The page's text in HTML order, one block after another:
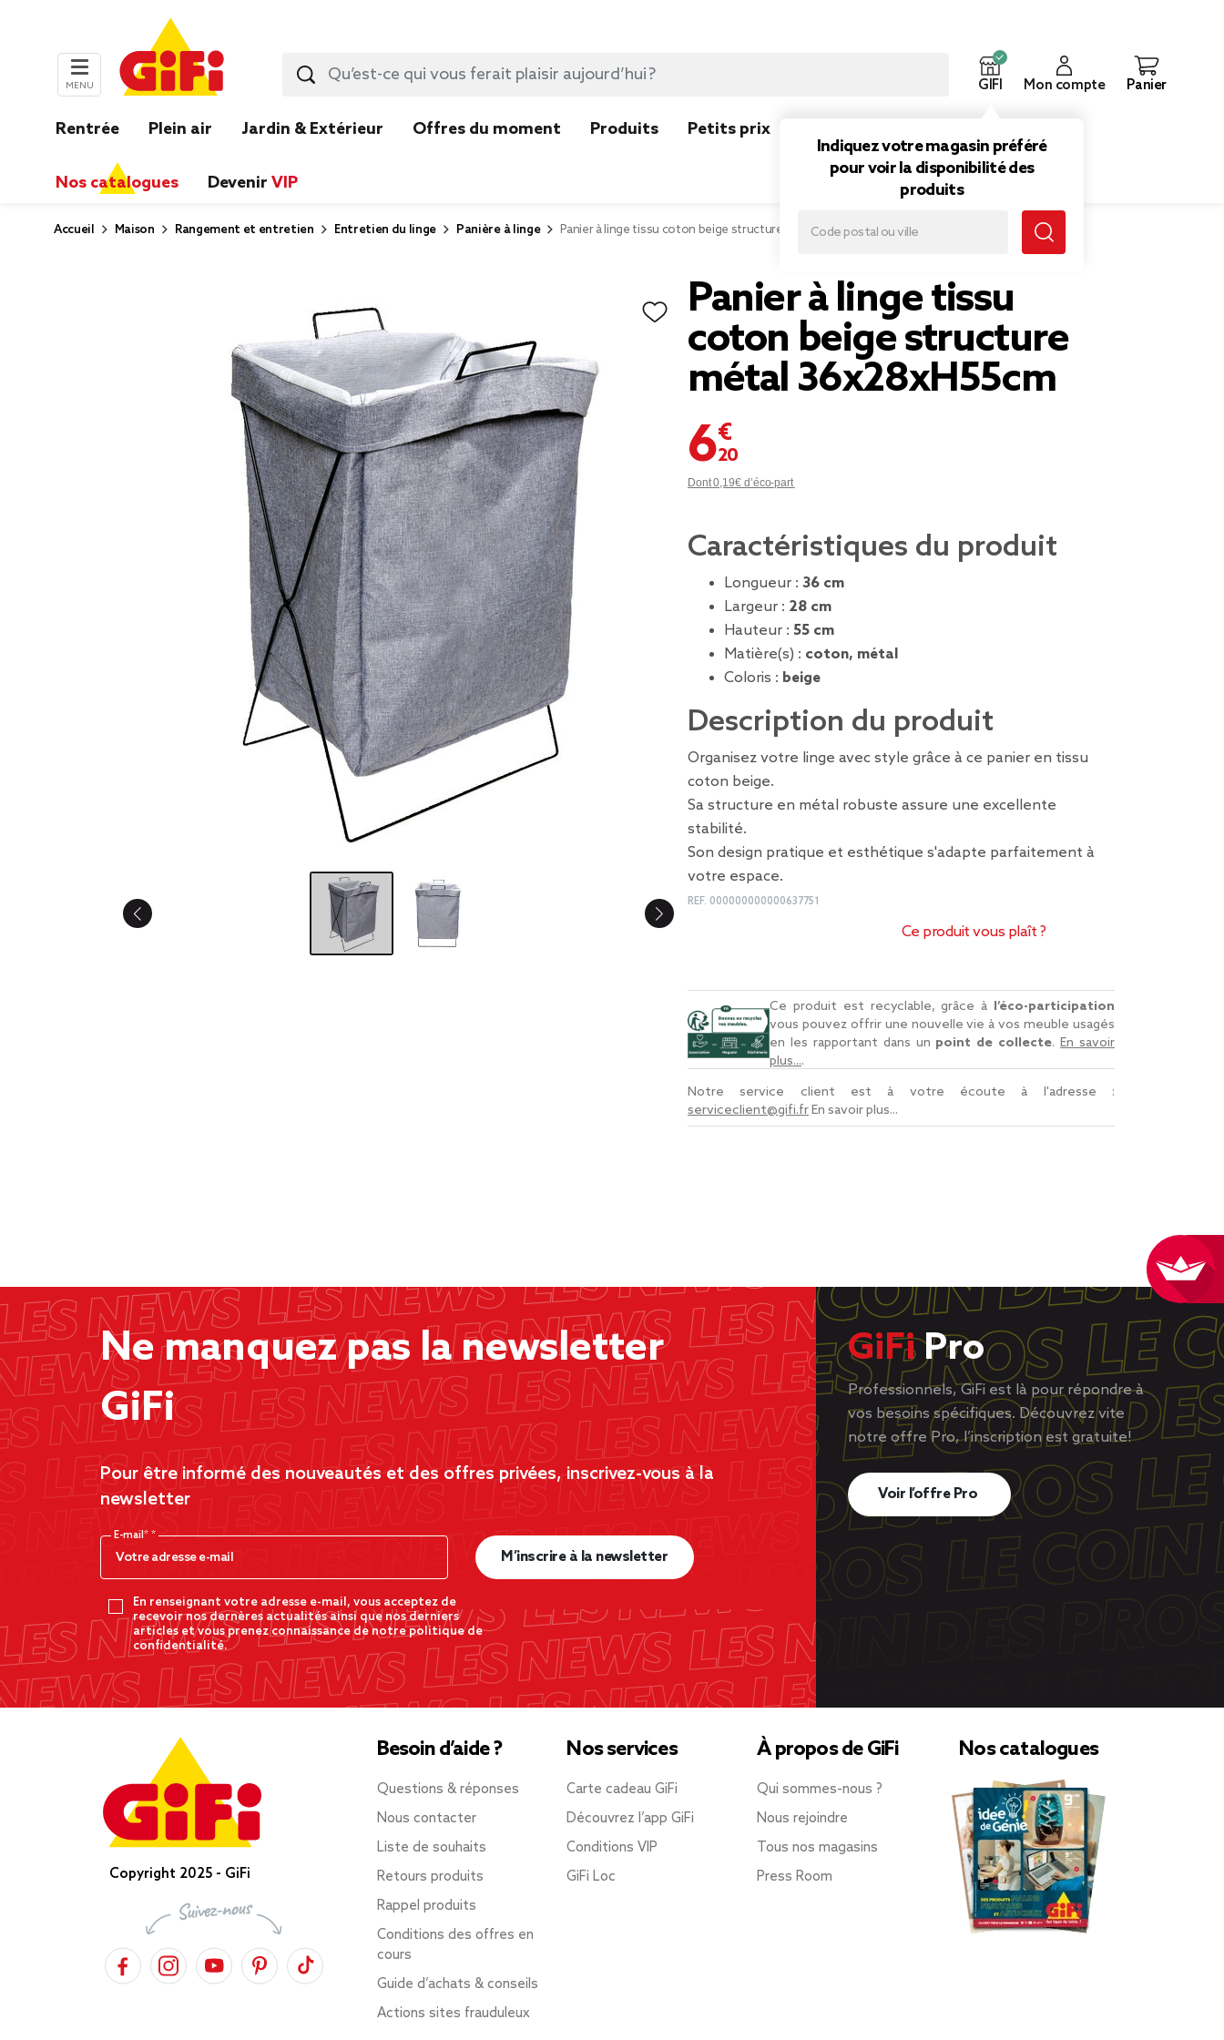
MENU GIFI
Indiquez votre magasin préféré
pour voir la disponibilité des
produits
Mon compte Panier
Rentrée Plein air Jardin & Extérieur Offres du moment Produits Petits prix
Nos catalogues Devenir VIP
Accueil Maison Rangement et entretien Entretien du linge Panière à linge Panier à linge tissu coton beige structure métal 36x28xH55cm
Panier à linge tissu
coton beige structure
métal 36x28xH55cm
6,20 €
Dont 0,19€ d’éco-part
Caractéristiques du produit
Longueur : 36 cm
Largeur : 28 cm
Hauteur : 55 cm
Matière(s) : coton, métal
Coloris : beige
Description du produit
Organisez votre linge avec style grâce à ce panier en tissu
coton beige.
Sa structure en métal robuste assure une excellente
stabilité.
Son design pratique et esthétique s'adapte parfaitement à
votre espace.
REF. 000000000000637751
Ce produit vous plaît ?
Ce produit est recyclable, grâce à l’éco-participation
vous pouvez offrir une nouvelle vie à vos meuble usagés
en les rapportant dans un point de collecte.En savoir
plus....
Notre service client est à votre écoute à l'adresse :
serviceclient@gifi.frEn savoir plus...
Ne manquez pas la newsletter
GiFi
Pour être informé des nouveautés et des offres privées, inscrivez-vous à la
newsletter
E-mail*
En renseignant votre adresse e-mail, vous acceptez de
recevoir nos dernères actualités ainsi que nos derniers
articles et vous prenez connaissance de notre politique de
confidentialité.
M’inscrire à la newsletter
GiFiPro
Professionnels, GiFi est là pour répondre à
vos besoins spécifiques. Découvrez vite
notre offre Pro, l’inscription est gratuite!
Voir l’offre Pro
Copyright 2025 - GiFi
Besoin d’aide ?
Questions & réponses
Nous contacter
Liste de souhaits
Retours produits
Rappel produits
Conditions des offres en
cours
Guide d’achats & conseils
Actions sites frauduleux
Nos services
Carte cadeau GiFi
Découvrez l’app GiFi
Conditions VIP
GiFi Loc
À propos de GiFi
Qui sommes-nous ?
Nous rejoindre
Tous nos magasins
Press Room
Nos catalogues